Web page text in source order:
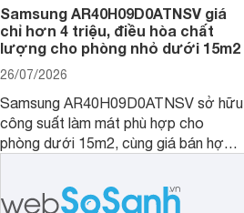
Samsung AR40H09D0ATNSV giá
chỉ hơn 4 triệu, điều hòa chất
lượng cho phòng nhỏ dưới 15m2
26/07/2026
Samsung AR40H09D0ATNSV sở hữu
công suất làm mát phù hợp cho
phòng dưới 15m2, cùng giá bán hợp
phòng ngủ, phòng khách gia đình.